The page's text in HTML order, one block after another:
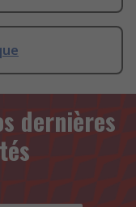
dernières